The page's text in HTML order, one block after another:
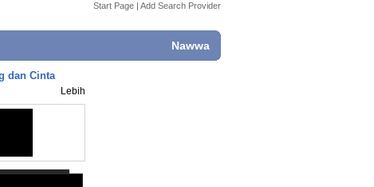
Start Page | Add Search Provider
Nawwa
dan Cinta
Lebih